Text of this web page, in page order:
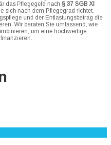
das Pflegegeld nach § 37 SGB XI
sich nach dem Pflegegrad richtet.
und der Entlastungsbetrag die
Wir beraten Sie umfassend, wie
um eine hochwertige